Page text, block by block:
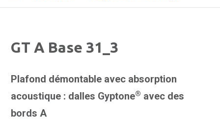
GT A Base 31_3
Plafond démontable avec absorption
acoustique : dalles Gyptone® avec des
bords A